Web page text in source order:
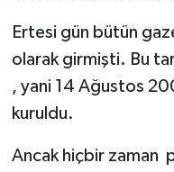
Ertesi gün bütün
olarak girmişti. Bu
, yani 14 Ağustos
kuruldu.
Ancak hiçbir zaman